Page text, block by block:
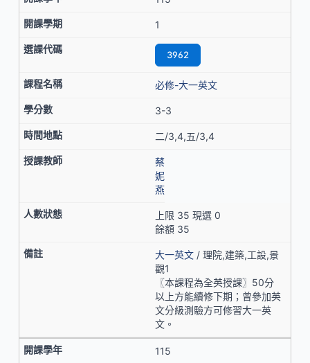
1
3962
必修-大一英文
3-3
二/3,4,五/3,4
蔡
妮
燕
上限 35 現選 0
餘額 35
大一英文 / 理院,建築,工設,景
觀1
〖本課程為全英授課〗50分
以上方能續修下期；曾參加英
文分級測驗方可修習大一英
文。
115